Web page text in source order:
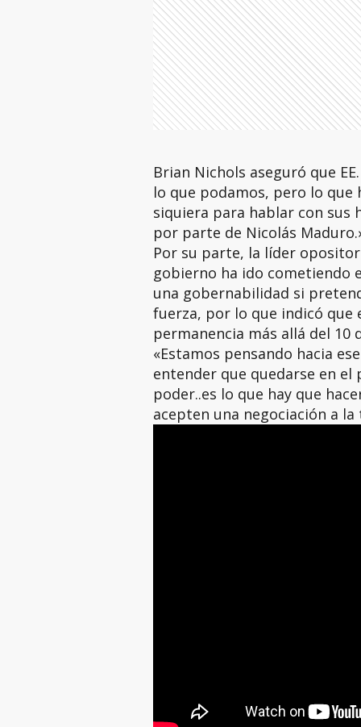
Brian Nichols aseguró que
lo que podamos, pero lo
siquiera para hablar con sus
por parte de Nicolás
Por su parte, la líder
gobierno ha ido
una gobernabilidad si
fuerza, por lo que indicó que
permanencia más allá del 10
«Estamos pensando hacia
entender que quedarse en el
poder..es lo que hay que
acepten una negociación a